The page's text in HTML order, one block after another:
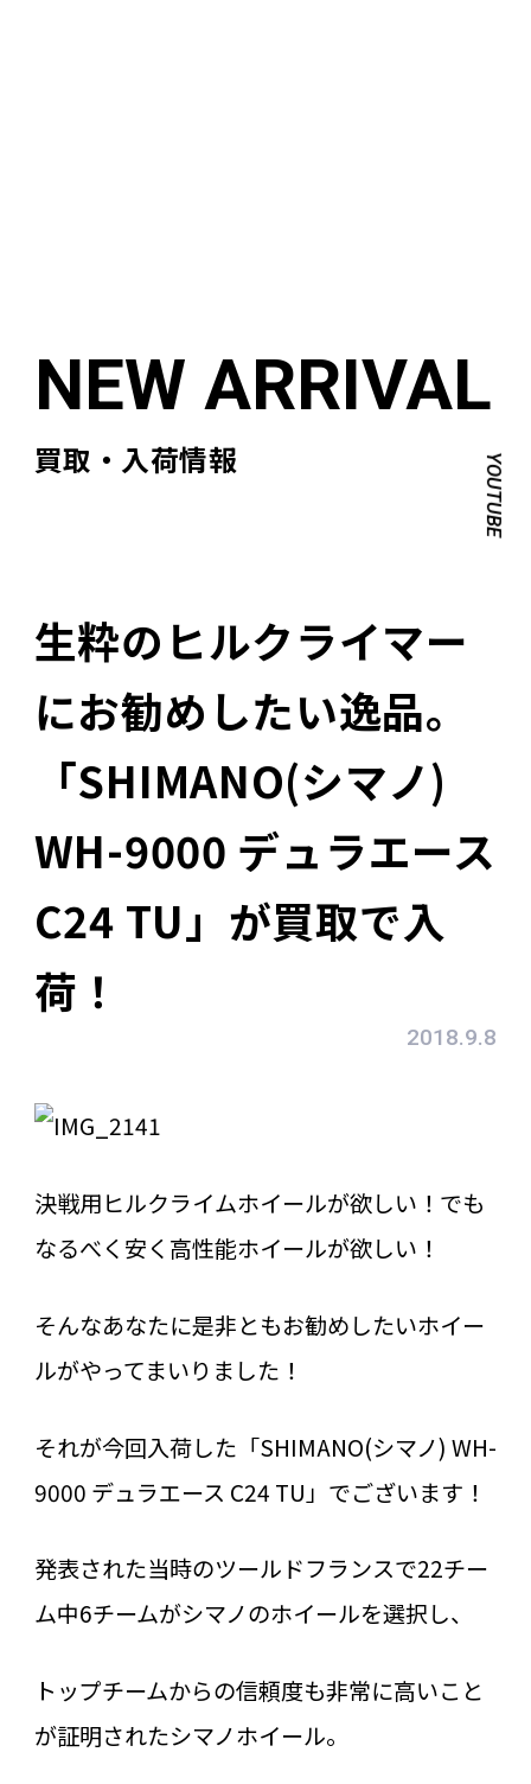
買取・入荷情報 YOUTUBE
生粋のヒルクライマー
にお勧めしたい逸品。
「SHIMANO(シマノ)
WH-9000 デュラエース
C24 TU」が買取で入
荷！
2018.9.8
決戦用ヒルクライムホイールが欲しい！でも
なるべく安く高性能ホイールが欲しい！
そんなあなたに是非ともお勧めしたいホイー
ルがやってまいりました！
それが今回入荷した「SHIMANO(シマノ) WH-
9000 デュラエース C24 TU」でございます！
発表された当時のツールドフランスで22チー
ム中6チームがシマノのホイールを選択し、
トップチームからの信頼度も非常に高いこと
が証明されたシマノホイール。